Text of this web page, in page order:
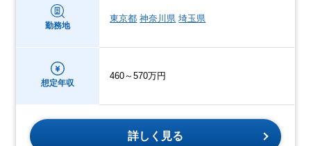
勤務地
東京都 神奈川県 埼玉県
想定年収
460～570万円
詳しく見る